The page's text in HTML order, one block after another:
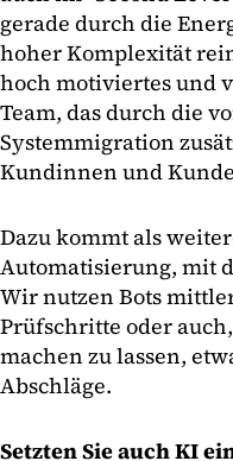
gerade durch die
hoher Komplexität
hoch motiviertes und
Team, das durch die
Systemmigration
Kundinnen und
Dazu kommt als
Automatisierung, mit
Wir nutzen Bots
Prüfschritte oder
machen zu lassen,
Abschläge.
Setzten Sie auch KI